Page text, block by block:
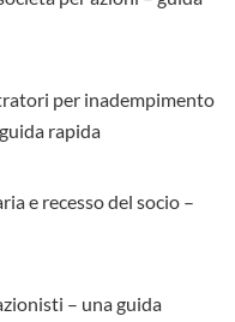
per inadempimento
rapida
e recesso del socio –
– una guida